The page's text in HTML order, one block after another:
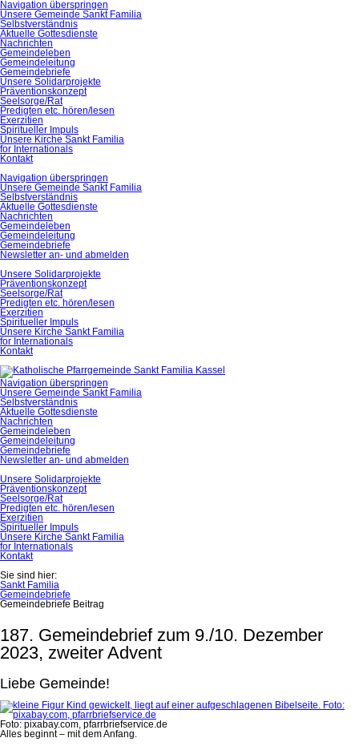
Navigation überspringen
Unsere Gemeinde Sankt Familia
Selbstverständnis
Aktuelle Gottesdienste
Nachrichten
Gemeindeleben
Gemeindeleitung
Gemeindebriefe
Unsere Solidarprojekte
Präventionskonzept
Seelsorge/Rat
Predigten etc. hören/lesen
Exerzitien
Spiritueller Impuls
Unsere Kirche Sankt Familia
for Internationals
Kontakt
Navigation überspringen
Unsere Gemeinde Sankt Familia
Selbstverständnis
Aktuelle Gottesdienste
Nachrichten
Gemeindeleben
Gemeindeleitung
Gemeindebriefe
Newsletter an- und abmelden
Unsere Solidarprojekte
Präventionskonzept
Seelsorge/Rat
Predigten etc. hören/lesen
Exerzitien
Spiritueller Impuls
Unsere Kirche Sankt Familia
for Internationals
Kontakt
Navigation überspringen
Unsere Gemeinde Sankt Familia
Selbstverständnis
Aktuelle Gottesdienste
Nachrichten
Gemeindeleben
Gemeindeleitung
Gemeindebriefe
Newsletter an- und abmelden
Unsere Solidarprojekte
Präventionskonzept
Seelsorge/Rat
Predigten etc. hören/lesen
Exerzitien
Spiritueller Impuls
Unsere Kirche Sankt Familia
for Internationals
Kontakt
Sie sind hier:
Sankt Familia
Gemeindebriefe
Gemeindebriefe Beitrag
187. Gemeindebrief zum 9./10. Dezember
2023, zweiter Advent
Liebe Gemeinde!
Foto: pixabay.com, pfarrbriefservice.de
Alles beginnt – mit dem Anfang.